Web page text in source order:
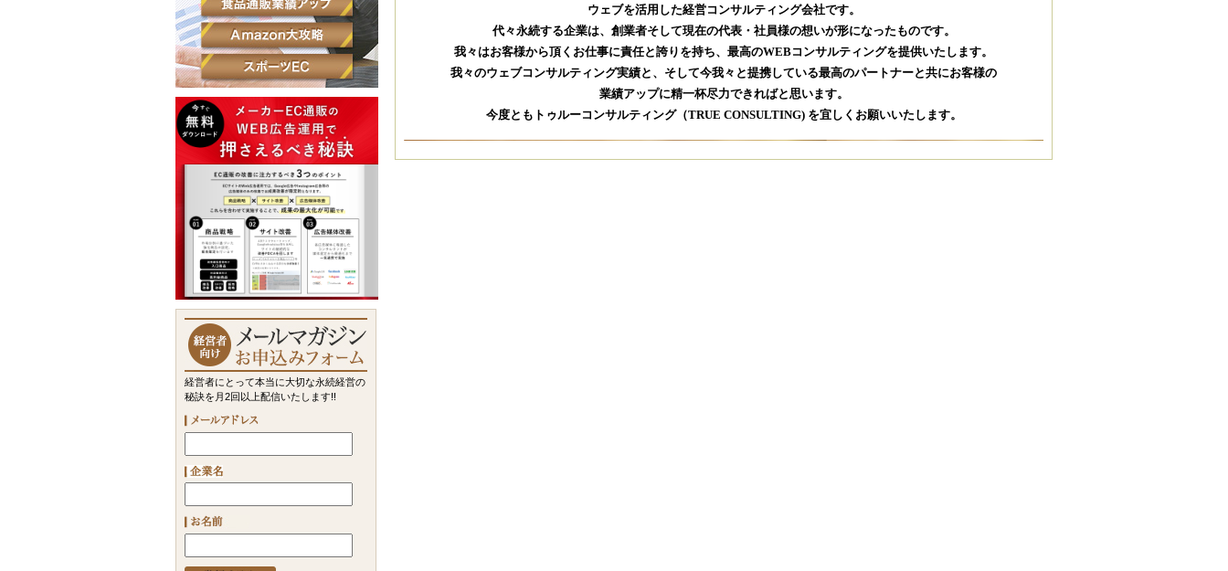
ウェブを活用した経営コンサルティング会社です。
代々永続する企業は、創業者そして現在の代表・社員様の想いが形になったものです。
我々はお客様から頂くお仕事に責任と誇りを持ち、最高のWEBコンサルティングを提供いたします。
我々のウェブコンサルティング実績と、そして今我々と提携している最高のパートナーと共にお客様の
業績アップに精一杯尽力できればと思います。
今度ともトゥルーコンサルティング（TRUE CONSULTING) を宜しくお願いいたします。
経営者にとって本当に大切な永続経営の
秘訣を月2回以上配信いたします!!